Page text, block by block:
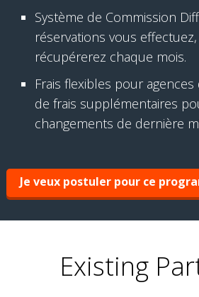
Système de Commission
réservations vous
récupérerez chaque mois.
Frais flexibles pour agences
de frais supplémentaires
changements de dernière
Je veux postuler pour ce
Existing